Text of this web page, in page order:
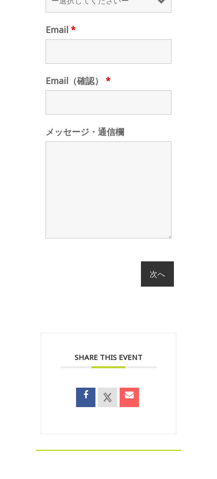
Email *
Email（確認） *
メッセージ・通信欄
SHARE THIS EVENT